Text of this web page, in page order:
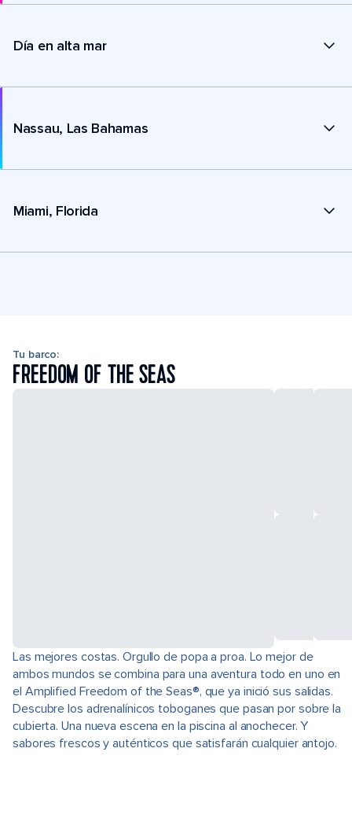
Día en alta mar
Nassau, Las Bahamas
Miami, Florida
Tu barco:
FREEDOM OF THE SEAS
Las mejores costas. Orgullo de popa a proa. Lo mejor de
ambos mundos se combina para una aventura todo en uno en
el Amplified Freedom of the Seas®, que ya inició sus salidas.
Descubre los adrenalínicos toboganes que pasan por sobre la
cubierta. Una nueva escena en la piscina al anochecer. Y
sabores frescos y auténticos que satisfarán cualquier antojo.